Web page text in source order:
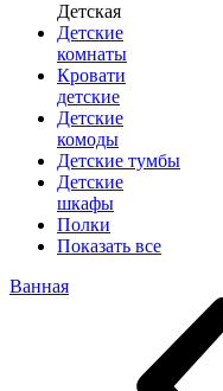
Детская
Детские
комнаты
Кровати
детские
Детские
комоды
Детские тумбы
Детские
шкафы
Полки
Показать все
Ванная